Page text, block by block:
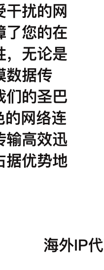
干扰的网
了您的在
，无论是
数据传
们的圣巴
网络连
输高效迅
据优势地
海外IP